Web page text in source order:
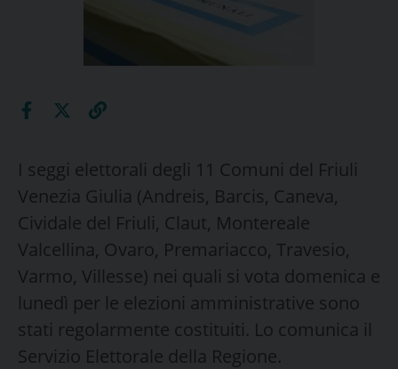
I seggi elettorali degli 11 Comuni del Friuli
Venezia Giulia (Andreis, Barcis, Caneva,
Cividale del Friuli, Claut, Montereale
Valcellina, Ovaro, Premariacco, Travesio,
Varmo, Villesse) nei quali si vota domenica e
lunedì per le elezioni amministrative sono
stati regolarmente costituiti. Lo comunica il
Servizio Elettorale della Regione.